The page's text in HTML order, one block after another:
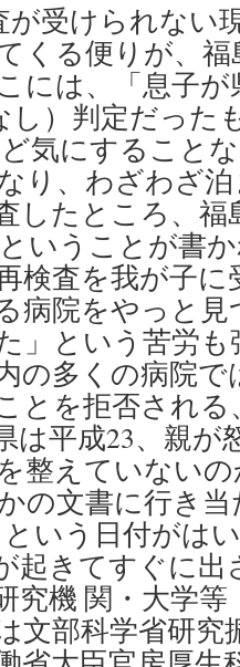
受けられない
くる便りが、
には、「息子
し）判定だった
気にすること
り、わざわざ
したところ、
いうことが書
検査を我が子
病院をやっと
」という苦労
の多くの病院
とを拒否され
平成23、親が
整えていない
の文書に行き
という日付がは
起きてすぐに
究機 関・大学
文部科学省研